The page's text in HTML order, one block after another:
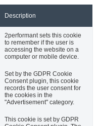
Description
2performant sets this cookie
to remember if the user is
accessing the website on a
computer or mobile device.
Set by the GDPR Cookie
Consent plugin, this cookie
records the user consent for
the cookies in the
"Advertisement" category.
This cookie is set by GDPR